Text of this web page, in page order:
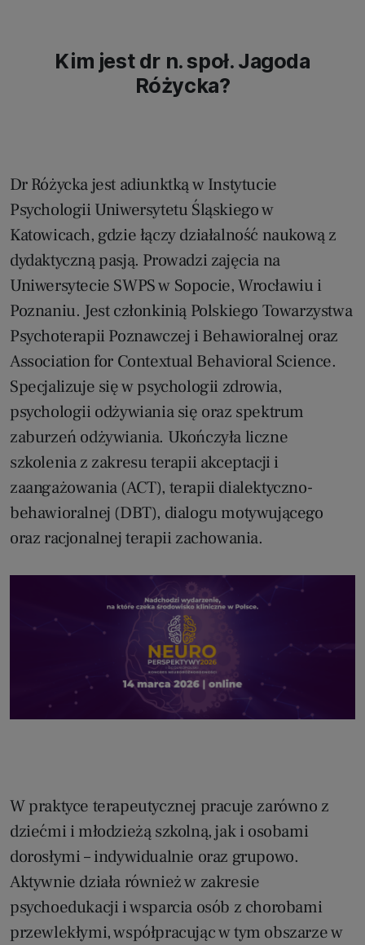
Kim jest dr n. społ. Jagoda
Różycka?
Dr Różycka jest adiunktką w Instytucie
Psychologii Uniwersytetu Śląskiego w
Katowicach, gdzie łączy działalność naukową z
dydaktyczną pasją. Prowadzi zajęcia na
Uniwersytecie SWPS w Sopocie, Wrocławiu i
Poznaniu. Jest członkinią Polskiego Towarzystwa
Psychoterapii Poznawczej i Behawioralnej oraz
Association for Contextual Behavioral Science.
Specjalizuje się w psychologii zdrowia,
psychologii odżywiania się oraz spektrum
zaburzeń odżywiania. Ukończyła liczne
szkolenia z zakresu terapii akceptacji i
zaangażowania (ACT), terapii dialektyczno-
behawioralnej (DBT), dialogu motywującego
oraz racjonalnej terapii zachowania.
W praktyce terapeutycznej pracuje zarówno z
dziećmi i młodzieżą szkolną, jak i osobami
dorosłymi – indywidualnie oraz grupowo.
Aktywnie działa również w zakresie
psychoedukacji i wsparcia osób z chorobami
przewlekłymi, współpracując w tym obszarze w